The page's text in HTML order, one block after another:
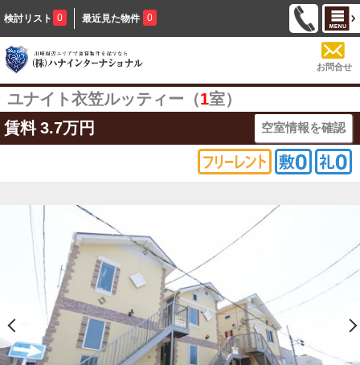
検討リスト 0 最近見た物件 0
お問合せ
ユナイト衣笠ルッティー（1室）
賃料 3.7万円 空室情報を確認